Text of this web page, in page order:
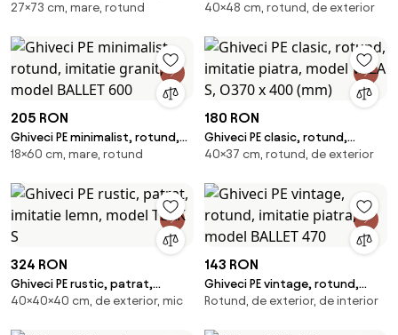
imitatie piatra, model
27×73 cm, mare, rotund
imitatie piatra, model VAZA M,
40×48 cm, rotund, de exterior
205 RON
Ghiveci PE minimalist, rotund,
imitatie granit, model BALLET
18×60 cm, mare, rotund
180 RON
Ghiveci PE clasic, rotund,
imitatie piatra, model VAZA S,
40×37 cm, rotund, de exterior
324 RON
Ghiveci PE rustic, patrat,
imitatie lemn, model TEAK S
40×40×40 cm, de exterior, mic
143 RON
Ghiveci PE vintage, rotund,
imitatie piatra, model BALLET
Rotund, de exterior, de interior